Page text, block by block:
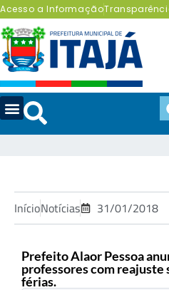
Acesso a Informação
InícioNotícias 31/01/2018
Prefeito Alaor Pessoa
professores com reajuste
férias.